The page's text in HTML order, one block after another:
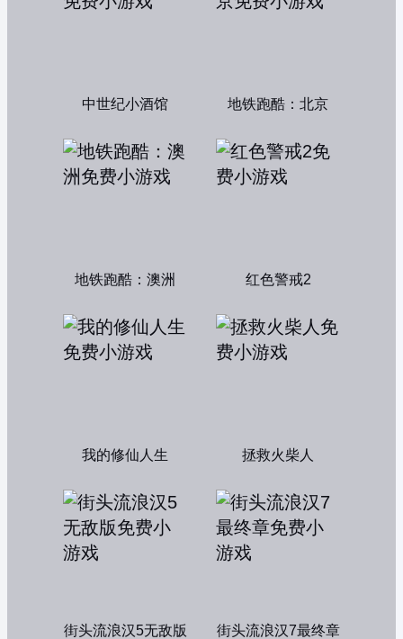
中世纪小酒馆 地铁跑酷：北京
地铁跑酷：澳洲 红色警戒2
我的修仙人生 拯救火柴人
街头流浪汉5无敌版 街头流浪汉7最终章